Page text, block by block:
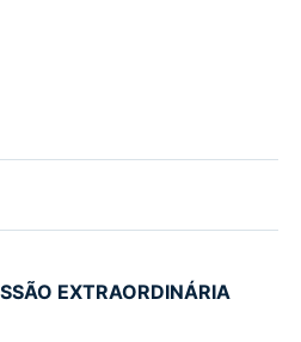
EXTRAORDINÁRIA